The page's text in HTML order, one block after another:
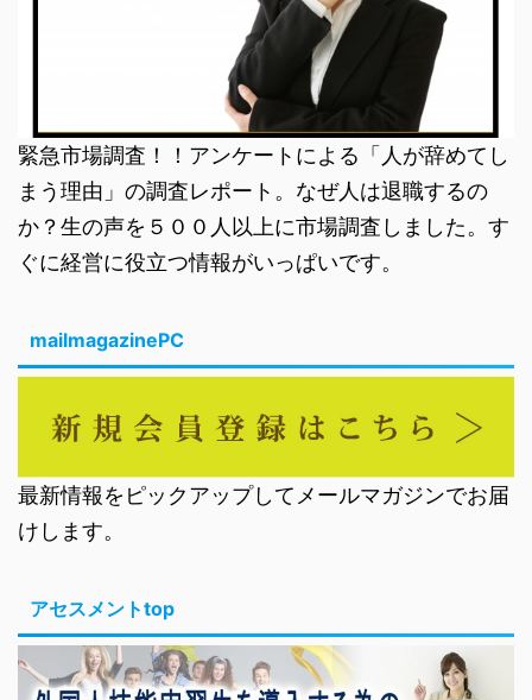
緊急市場調査！！アンケートによる「人が辞めてし
まう理由」の調査レポート。なぜ人は退職するの
か？生の声を５００人以上に市場調査しました。す
ぐに経営に役立つ情報がいっぱいです。
mailmagazinePC
最新情報をピックアップしてメールマガジンでお届
けします。
アセスメントtop